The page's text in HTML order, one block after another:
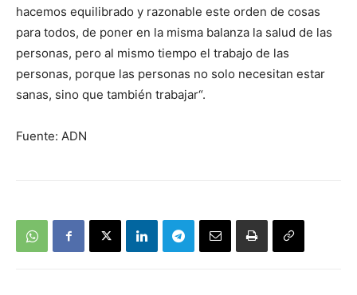
hacemos equilibrado y razonable este orden de cosas
para todos, de poner en la misma balanza la salud de las
personas, pero al mismo tiempo el trabajo de las
personas, porque las personas no solo necesitan estar
sanas, sino que también trabajar“.
Fuente: ADN